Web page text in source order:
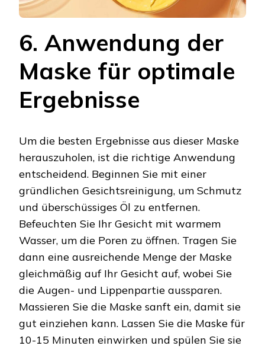
6. Anwendung der
Maske für optimale
Ergebnisse
Um die besten Ergebnisse aus dieser Maske
herauszuholen, ist die richtige Anwendung
entscheidend. Beginnen Sie mit einer
gründlichen Gesichtsreinigung, um Schmutz
und überschüssiges Öl zu entfernen.
Befeuchten Sie Ihr Gesicht mit warmem
Wasser, um die Poren zu öffnen. Tragen Sie
dann eine ausreichende Menge der Maske
gleichmäßig auf Ihr Gesicht auf, wobei Sie
die Augen- und Lippenpartie aussparen.
Massieren Sie die Maske sanft ein, damit sie
gut einziehen kann. Lassen Sie die Maske für
10-15 Minuten einwirken und spülen Sie sie